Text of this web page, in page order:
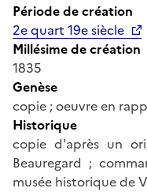
Période de création
2e quart 19e siècle
Millésime de création
1835
Genèse
copie ; oeuvre en
Historique
copie d'après un
Beauregard ;
musée historique de